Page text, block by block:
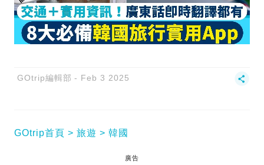
GOtrip編輯部 Feb 3 2025
GOtrip首頁 旅遊 韓國
廣告